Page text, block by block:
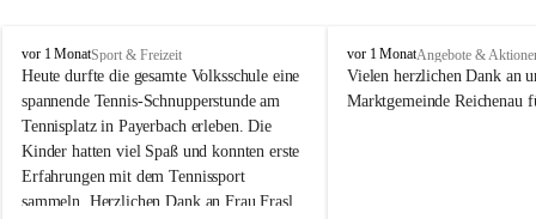
V
o
l
k
s
s
c
h
vor 1 MonatSport & Freizeit
Heute durfte die gesamte Volksschule eine
spannende Tennis-Schnupperstunde am
Tennisplatz in Payerbach erleben. Die
Kinder hatten viel Spaß und konnten erste
Erfahrungen mit dem Tennissport
sammeln. Herzlichen Dank an Frau Frasl
V
o
l
vor 1 MonatAngebote &
Vielen herzlichen Dank an
Marktgemeinde Reichenau